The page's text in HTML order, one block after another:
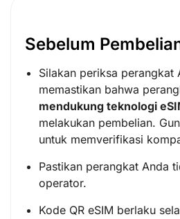
Sebelum
Silakan periksa perangkat
memastikan bahwa
mendukung teknologi
melakukan pembelian.
untuk memverifikasi
Pastikan perangkat Anda
operator.
Kode QR eSIM berlaku